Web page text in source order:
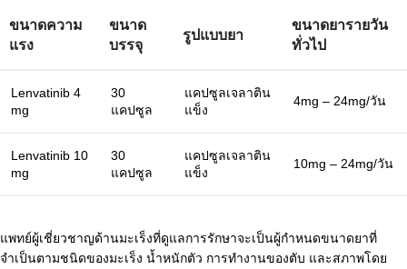
ขนาดความ
แรง
ขนาด
บรรจุ
รูปแบบยา
ขนาดยารายวัน
ทั่วไป
Lenvatinib 4
mg
30
แคปซูล
แคปซูลเจลาติน
แข็ง
4mg – 24mg/วัน
Lenvatinib 10
mg
30
แคปซูล
แคปซูลเจลาติน
แข็ง
10mg – 24mg/วัน
แพทย์ผู้เชี่ยวชาญด้านมะเร็งที่ดูแลการรักษาจะเป็นผู้กำหนดขนาดยาที่
จำเป็นตามชนิดของมะเร็ง น้ำหนักตัว การทำงานของตับ และสภาพโดย